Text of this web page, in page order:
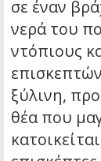
σε έναν
νερά του
ντόπιους
ξύλινη,
θέα που